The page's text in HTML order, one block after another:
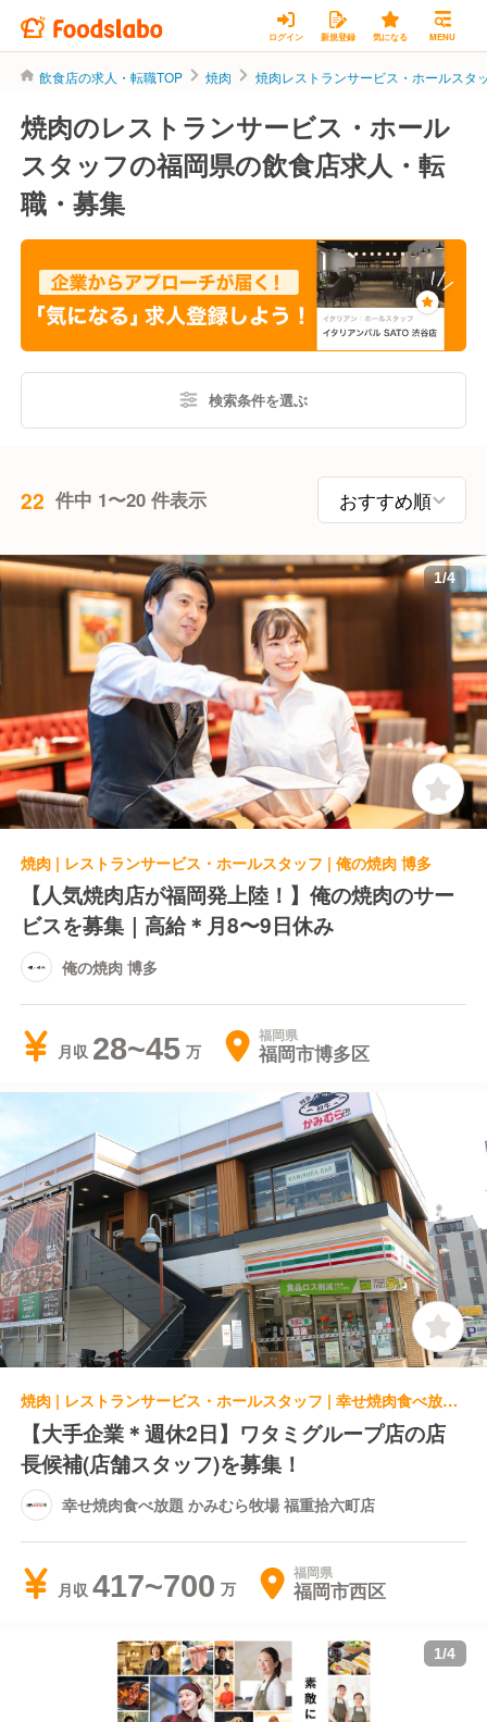
ログイン 新規登録 気になる MENU
飲食店の求人・転職TOP 焼肉 焼肉レストランサービス・ホールスタ
焼肉のレストランサービス・ホール
スタッフの福岡県の飲食店求人・転
職・募集
検索条件を選ぶ
22 件中 1〜20 件表示
1/4
焼肉 | レストランサービス・ホールスタッフ | 俺の焼肉 博多
【人気焼肉店が福岡発上陸！】俺の焼肉のサー
ビスを募集｜高給＊月8〜9日休み
俺の焼肉 博多
月収 28~45 福岡県
福岡市博多区
焼肉 | レストランサービス・ホールスタッフ | 幸せ焼肉食べ放題 かみむら牧場 福重拾六町店
【大手企業＊週休2日】ワタミグループ店の店
長候補(店舗スタッフ)を募集！
幸せ焼肉食べ放題 かみむら牧場 福重拾六町店
月収 417~700 福岡県
福岡市西区
1/4